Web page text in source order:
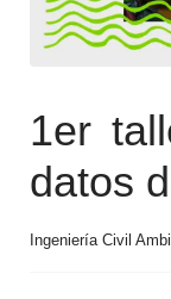
1er
datos
Ingeniería Civil